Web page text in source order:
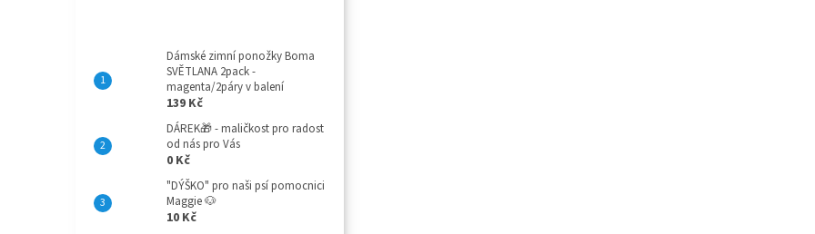
Dámské zimní ponožky Boma
SVĚTLANA 2pack -
magenta/2páry v balení
139 Kč
DÁREK🎁 - maličkost pro radost
od nás pro Vás
0 Kč
"DÝŠKO" pro naši psí pomocnici
Maggie 🐶
10 Kč